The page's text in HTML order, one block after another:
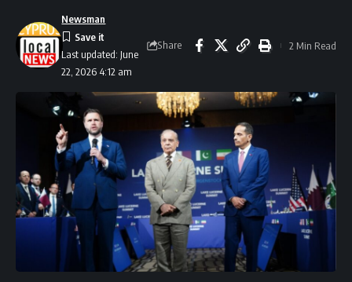
Last updated: June
22, 2026 4:12 am
Newsman
Share 2 Min Read